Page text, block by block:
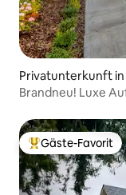
Privatunterkunft in
Brandneu! Luxe
Beliebter Gäste-
Gäste-Favorit